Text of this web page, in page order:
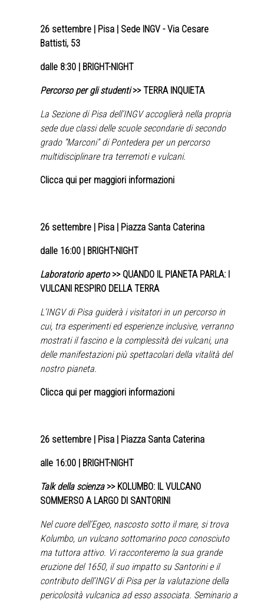
26 settembre | Pisa | Sede INGV - Via Cesare
Battisti, 53
dalle 8:30 | BRIGHT-NIGHT
Percorso per gli studenti>> TERRA INQUIETA
La Sezione di Pisa dell’INGV accoglierà nella propria
sede due classi delle scuole secondarie di secondo
grado “Marconi” di Pontedera per un percorso
multidisciplinare tra terremoti e vulcani.
Clicca qui per maggiori informazioni
26 settembre | Pisa | Piazza Santa Caterina
dalle 16:00 | BRIGHT-NIGHT
Laboratorio aperto>> QUANDO IL PIANETA PARLA: I
VULCANI RESPIRO DELLA TERRA
L’INGV di Pisa guiderà i visitatori in un percorso in
cui, tra esperimenti ed esperienze inclusive, verranno
mostrati il fascino e la complessità dei vulcani, una
delle manifestazioni più spettacolari della vitalità del
nostro pianeta.
Clicca qui per maggiori informazioni
26 settembre | Pisa | Piazza Santa Caterina
alle 16:00 | BRIGHT-NIGHT
Talk della scienza >> KOLUMBO: IL VULCANO
SOMMERSO A LARGO DI SANTORINI
Nel cuore dell’Egeo, nascosto sotto il mare, si trova
Kolumbo, un vulcano sottomarino poco conosciuto
ma tuttora attivo. Vi racconteremo la sua grande
eruzione del 1650, il suo impatto su Santorini e il
contributo dell’INGV di Pisa per la valutazione della
pericolosità vulcanica ad esso associata. Seminario a